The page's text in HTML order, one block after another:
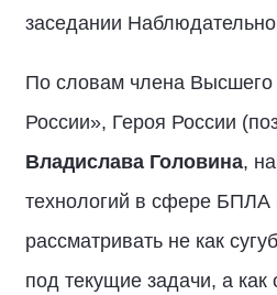
заседании
По словам члена Высшего
России», Героя России
Владислава Головина,
технологий в сфере БПЛА
рассматривать не как
под текущие задачи, а как